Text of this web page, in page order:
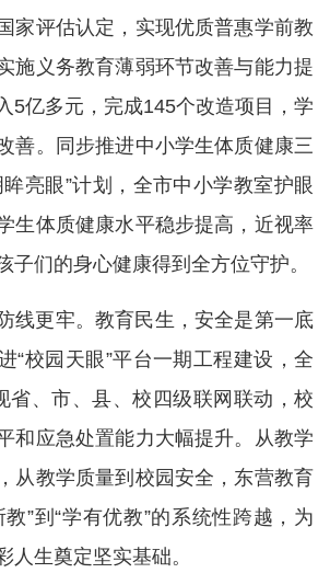
家评估认定，实现优质普惠学前教
施义务教育薄弱环节改善与能力提
5亿多元，完成145个改造项目，学
善。同步推进中小学生体质健康三
亮眼”计划，全市中小学教室护眼
生体质健康水平稳步提高，近视率
子们的身心健康得到全方位守护。
线更牢。教育民生，安全是第一底
“校园天眼”平台一期工程建设，全
省、市、县、校四级联网联动，校
和应急处置能力大幅提升。从教学
从教学质量到校园安全，东营教育
”到“学有优教”的系统性跨越，为
人生奠定坚实基础。